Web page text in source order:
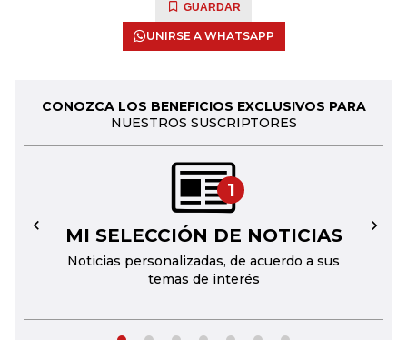
GUARDAR
UNIRSE A WHATSAPP
CONOZCA LOS BENEFICIOS EXCLUSIVOS PARA
NUESTROS SUSCRIPTORES
1
MI SELECCIÓN DE NOTICIAS
Noticias personalizadas, de acuerdo a sus
temas de interés
← →